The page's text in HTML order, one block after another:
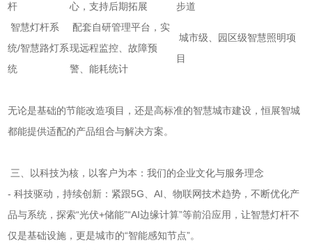
杆
心，支持后期拓展
步道
智慧灯杆系
统/智慧路灯系
统
配套自研管理平台，实
现远程监控、故障预
警、能耗统计
城市级、园区级智慧照明项
目
无论是基础的节能改造项目，还是高标准的智慧城市建设，恒展智城
都能提供适配的产品组合与解决方案。
三、以科技为核，以客户为本：我们的企业文化与服务理念
- 科技驱动，持续创新：紧跟5G、AI、物联网技术趋势，不断优化产
品与系统，探索“光伏+储能”“AI边缘计算”等前沿应用，让智慧灯杆不
仅是基础设施，更是城市的“智能感知节点”。